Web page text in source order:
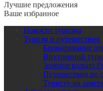
Лучшие предложения
Ваше избранное
Новости туризма
Туризм и путешествия
Бронирование
Внутренний
Золотое кольцо
Путешествия по
Туристу на